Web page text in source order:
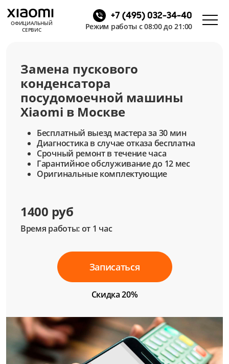
ОФИЦИАЛЬНЫЙ
СЕРВИС
+7 (495) 032-34-40
Режим работы с 08:00 до 21:00
Замена пускового
конденсатора
посудомоечной машины
Xiaomi в Москве
Бесплатный выезд мастера за 30 мин
Диагностика в случае отказа бесплатна
Срочный ремонт в течение часа
Гарантийное обслуживание до 12 мес
Оригинальные комплектующие
1400 руб
Время работы: от 1 час
Записаться
Скидка 20%